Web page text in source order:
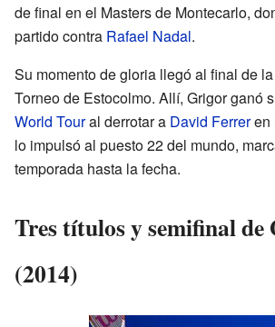
de final en el Masters de Montecarlo,
partido contra Rafael Nadal.
Su momento de gloria llegó al final de
Torneo de Estocolmo. Allí, Grigor ganó
World Toural derrotar a David Ferreren
lo impulsó al puesto 22 del mundo,
temporada hasta la fecha.
Tres títulos y semifinal de
(2014)